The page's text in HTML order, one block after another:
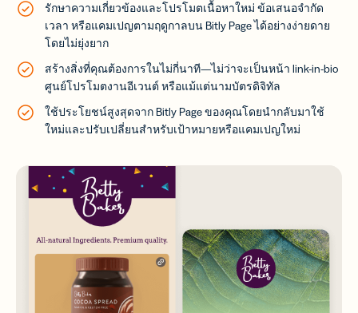
รักษาความเกี่ยวข้องและโปรโมตเนื้อหาใหม่ ข้อเสนอจำกัด
เวลา หรือแคมเปญตามฤดูกาลบน Bitly Page ได้อย่างง่ายดาย
โดยไม่ยุ่งยาก
สร้างสิ่งที่คุณต้องการในไม่กี่นาที—ไม่ว่าจะเป็นหน้า link-in-bio
ศูนย์โปรโมตงานอีเวนต์ หรือแม้แต่นามบัตรดิจิทัล
ใช้ประโยชน์สูงสุดจาก Bitly Page ของคุณโดยนำกลับมาใช้
ใหม่และปรับเปลี่ยนสำหรับเป้าหมายหรือแคมเปญใหม่